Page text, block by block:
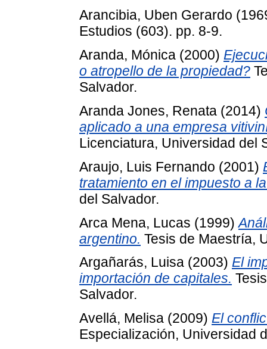
Arancibia, Uben Gerardo
Estudios (603). pp. 8-9.
Aranda, Mónica (2000)
o atropello de la propiedad?
Salvador.
Aranda Jones, Renata (2014)
aplicado a una empresa
Licenciatura, Universidad del
Araujo, Luis Fernando (2001)
tratamiento en el impuesto a
del Salvador.
Arca Mena, Lucas (1999)
argentino. Tesis de Maestría,
Argañarás, Luisa (2003) El
importación de capitales.
Salvador.
Avellá, Melisa (2009) El
Especialización, Universidad